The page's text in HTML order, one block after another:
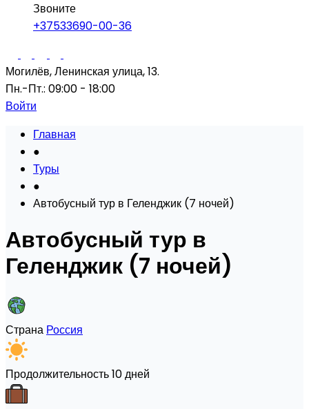
Звоните
+37533690-00-36
Могилёв, Ленинская улица, 13.
Пн.-Пт.: 09:00 - 18:00
Войти
Главная
●
Туры
●
Автобусный тур в Геленджик (7 ночей)
Автобусный тур в
Геленджик (7 ночей)
Страна Россия
Продолжительность10 дней